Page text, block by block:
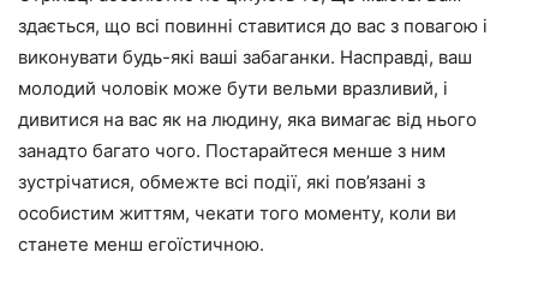
здається, що всі повинні ставитися до вас з повагою і
виконувати будь-які ваші забаганки. Насправді, ваш
молодий чоловік може бути вельми вразливий, і
дивитися на вас як на людину, яка вимагає від нього
занадто багато чого. Постарайтеся менше з ним
зустрічатися, обмежте всі події, які пов’язані з
особистим життям, чекати того моменту, коли ви
станете менш егоїстичною.